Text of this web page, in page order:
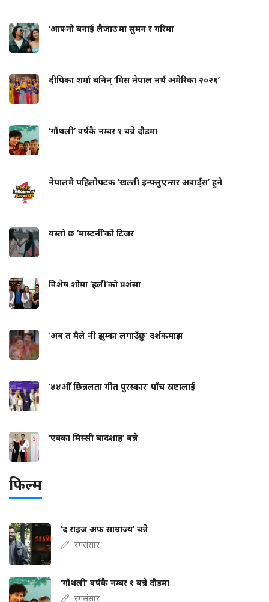
‘आफ्नो बनाई लैजाउ’मा सुमन र गरिमा
दीपिका शर्मा बनिन् ‘मिस नेपाल नर्थ अमेरिका २०२६’
‘गौंथली’ वर्षकै नम्बर १ बन्ने दौडमा
नेपालमै पहिलोपटक ‘खल्ती इन्फ्लुएन्सर अवार्ड्स’ हुने
यस्तो छ ‘मास्टर्नी’को टिजर
विशेष शोमा ‘हली’को प्रशंसा
‘अब त मैले नी झुम्का लगाउँछु’ दर्शकमाझ
‘४४औँ छिन्नलता गीत पुरस्कार’ पाँच स्रष्टालाई
‘एक्का मिस्सी बादशाह’ बन्ने
फिल्म
‘द राइज अफ साम्राज्य’ बन्ने
रंगसंसार
‘गौंथली’ वर्षकै नम्बर १ बन्ने दौडमा
रंगसंसार